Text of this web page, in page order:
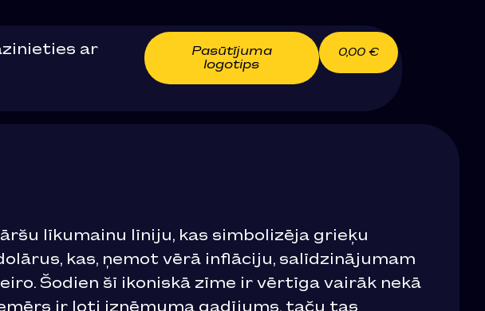
ar
Pasūtījuma
logotips
0,00 €
līkumainu līniju, kas simbolizēja grieķu
kas, ņemot vērā inflāciju, salīdzinājumam
Šodien šī ikoniskā zīme ir vērtīga vairāk nekā